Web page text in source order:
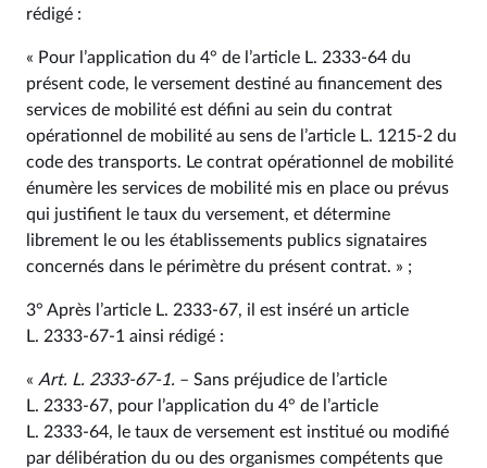
rédigé :
« Pour l’application du 4° de l’article L. 2333‑64 du
présent code, le versement destiné au financement des
services de mobilité est défini au sein du contrat
opérationnel de mobilité au sens de l’article L. 1215‑2 du
code des transports. Le contrat opérationnel de mobilité
énumère les services de mobilité mis en place ou prévus
qui justifient le taux du versement, et détermine
librement le ou les établissements publics signataires
concernés dans le périmètre du présent contrat. » ;
3° Après l’article L. 2333‑67, il est inséré un article
L. 2333‑67‑1 ainsi rédigé :
« Art. L. 2333‑67‑1. – Sans préjudice de l’article
L. 2333‑67, pour l’application du 4° de l’article
L. 2333‑64, le taux de versement est institué ou modifié
par délibération du ou des organismes compétents que